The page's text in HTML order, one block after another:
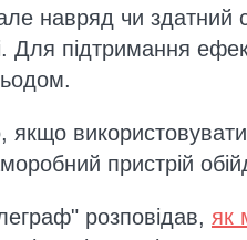
навряд чи здатний
Для підтримання
якщо
пристрій
розповідав, як